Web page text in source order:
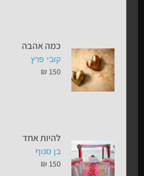
כמה אהבה
קובי פרץ
₪ 150
להיות אחד
בן סנוף
₪ 150